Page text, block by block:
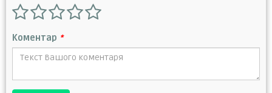
Коментар *